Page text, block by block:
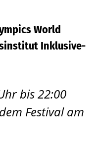
World
Inklusive-
bis 22:00
Festival am